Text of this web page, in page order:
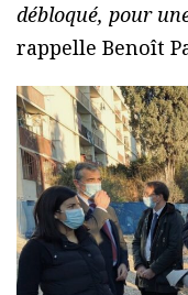
débloqué, pour
rappelle Benoît